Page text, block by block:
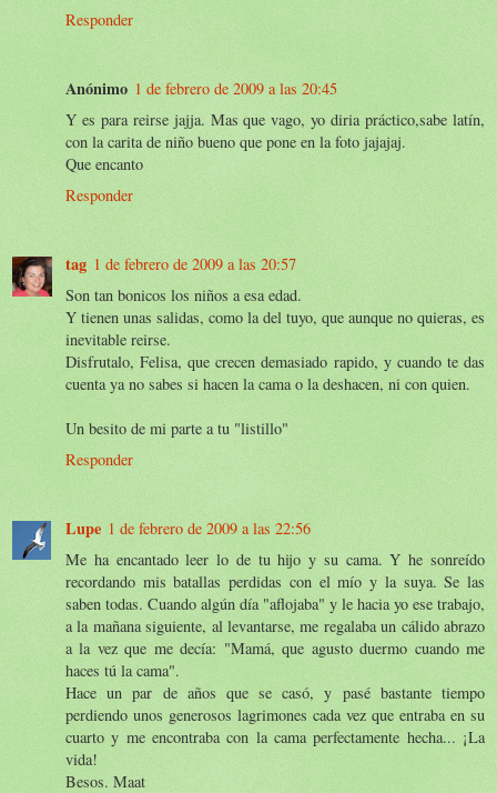
Responder
Anónimo 1 de febrero de 2009 a las 20:45
Y es para reirse jajja. Mas que vago, yo diria práctico,sabe latín,
con la carita de niño bueno que pone en la foto jajajaj.
Que encanto
Responder
tag 1 de febrero de 2009 a las 20:57
Son tan bonicos los niños a esa edad.
Y tienen unas salidas, como la del tuyo, que aunque no quieras, es
inevitable reirse.
Disfrutalo, Felisa, que crecen demasiado rapido, y cuando te das
cuenta ya no sabes si hacen la cama o la deshacen, ni con quien.
Un besito de mi parte a tu "listillo"
Responder
Lupe 1 de febrero de 2009 a las 22:56
Me ha encantado leer lo de tu hijo y su cama. Y he sonreído
recordando mis batallas perdidas con el mío y la suya. Se las
saben todas. Cuando algún día "aflojaba" y le hacia yo ese trabajo,
a la mañana siguiente, al levantarse, me regalaba un cálido abrazo
a la vez que me decía: "Mamá, que agusto duermo cuando me
haces tú la cama".
Hace un par de años que se casó, y pasé bastante tiempo
perdiendo unos generosos lagrimones cada vez que entraba en su
cuarto y me encontraba con la cama perfectamente hecha... ¡La
vida!
Besos. Maat